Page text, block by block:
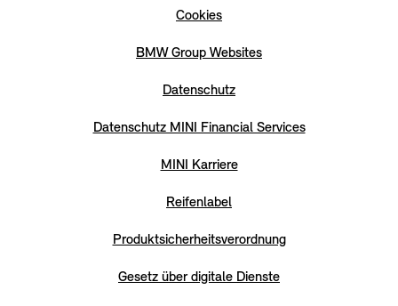
Cookies
BMW Group Websites
Datenschutz
Datenschutz MINI Financial Services
MINI Karriere
Reifenlabel
Produktsicherheitsverordnung
Gesetz über digitale Dienste